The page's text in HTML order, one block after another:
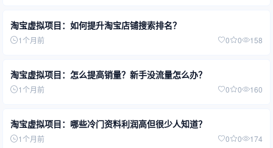
淘宝虚拟项目：如何提升淘宝店铺搜索排名？
1个月前 0 0 158
淘宝虚拟项目：怎么提高销量？新手没流量怎么办？
1个月前 0 0 160
淘宝虚拟项目：哪些冷门资料利润高但很少人知道？
1个月前 0 0 174